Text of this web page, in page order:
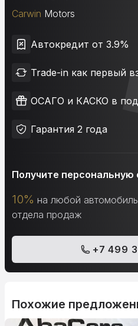
Carwin Motors
Автокредит от 3.9%
Trade-in как первый
ОСАГО и КАСКО в
Гарантия 2 года
Получите персональную
10% на любой
отдела продаж
+7 499
Похожие